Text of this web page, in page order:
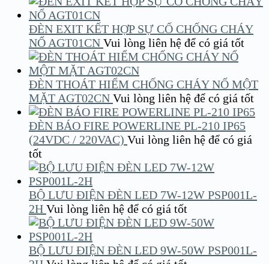
ĐÈN EXIT KẾT HỢP SỰ CỐ CHỐNG CHÁY
NỔ AGT01CN Vui lòng liên hệ để có giá tốt
ĐÈN THOÁT HIỂM CHỐNG CHÁY NỔ MỘT
MẶT AGT02CN Vui lòng liên hệ để có giá tốt
ĐÈN BÁO FIRE POWERLINE PL-210 IP65
(24VDC / 220VAC) Vui lòng liên hệ để có giá
tốt
BỘ LƯU ĐIỆN ĐÈN LED 7W-12W PSP001L-
2H Vui lòng liên hệ để có giá tốt
BỘ LƯU ĐIỆN ĐÈN LED 9W-50W PSP001L-